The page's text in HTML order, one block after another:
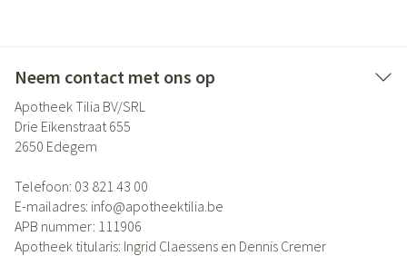
Neem contact met ons op
Apotheek Tilia BV/SRL
Drie Eikenstraat 655
2650 Edegem
Telefoon: 03 821 43 00
E-mailadres: info@apotheektilia.be
APB nummer: 111906
Apotheek titularis: Ingrid Claessens en Dennis Cremer